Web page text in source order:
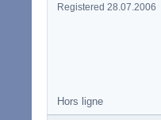
Registered 28.07.2006
Hors ligne